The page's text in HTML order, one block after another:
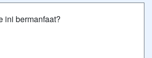
ini bermanfaat?